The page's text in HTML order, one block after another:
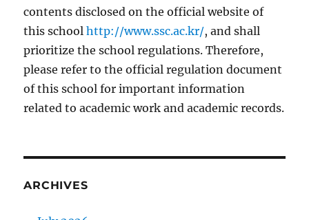
contents disclosed on the official website of
this schoolhttp://www.ssc.ac.kr/, and shall
prioritize the school regulations. Therefore,
please refer to the official regulation document
of this school for important information
related to academic work and academic records.
ARCHIVES